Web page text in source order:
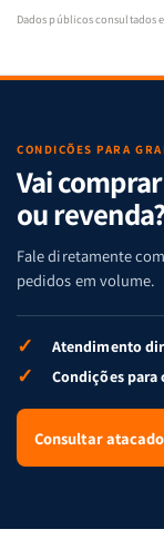
Dados públicos consultados
CONDIÇÕES PARA
Vai
ou
Fale diretamente
pedidos em volume.
✓ Atendimento
✓ Condições
Consultar